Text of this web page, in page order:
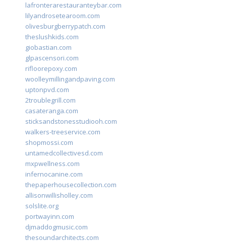
lafronterarestauranteybar.com
lilyandrosetearoom.com
olivesburgberrypatch.com
theslushkids.com
giobastian.com
glpascensori.com
rifloorepoxy.com
woolleymillingandpaving.com
uptonpvd.com
2troublegrill.com
casateranga.com
sticksandstonesstudiooh.com
walkers-treeservice.com
shopmossi.com
untamedcollectivesd.com
mxpwellness.com
infernocanine.com
thepaperhousecollection.com
allisonwillisholley.com
solslite.org
portwayinn.com
djmaddogmusic.com
thesoundarchitects.com